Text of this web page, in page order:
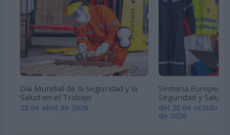
Día Mundial de la Seguridad y la
Salud en el Trabajo
28 de abril de 2026
Semana Europea
Seguridad y Salud
del 20 de octubre
de 2026